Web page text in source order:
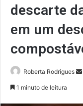
descarte
em um
Roberta Rodrigues
1 minuto de leitura